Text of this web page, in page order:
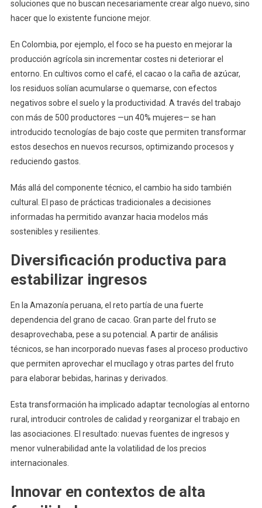
soluciones que no buscan necesariamente crear algo nuevo, sino
hacer que lo existente funcione mejor.
En Colombia, por ejemplo, el foco se ha puesto en mejorar la
producción agrícola sin incrementar costes ni deteriorar el
entorno. En cultivos como el café, el cacao o la caña de azúcar,
los residuos solían acumularse o quemarse, con efectos
negativos sobre el suelo y la productividad. A través del trabajo
con más de 500 productores —un 40% mujeres— se han
introducido tecnologías de bajo coste que permiten transformar
estos desechos en nuevos recursos, optimizando procesos y
reduciendo gastos.
Más allá del componente técnico, el cambio ha sido también
cultural. El paso de prácticas tradicionales a decisiones
informadas ha permitido avanzar hacia modelos más
sostenibles y resilientes.
Diversificación productiva para
estabilizar ingresos
En la Amazonía peruana, el reto partía de una fuerte
dependencia del grano de cacao. Gran parte del fruto se
desaprovechaba, pese a su potencial. A partir de análisis
técnicos, se han incorporado nuevas fases al proceso productivo
que permiten aprovechar el mucílago y otras partes del fruto
para elaborar bebidas, harinas y derivados.
Esta transformación ha implicado adaptar tecnologías al entorno
rural, introducir controles de calidad y reorganizar el trabajo en
las asociaciones. El resultado: nuevas fuentes de ingresos y
menor vulnerabilidad ante la volatilidad de los precios
internacionales.
Innovar en contextos de alta